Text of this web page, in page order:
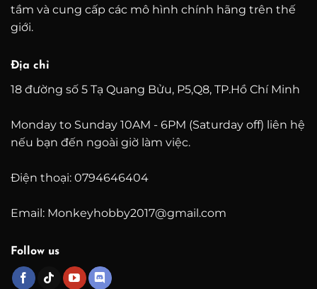
tầm và cung cấp các mô hình chính hãng trên thế
giới.
Địa chỉ
18 đường số 5 Tạ Quang Bửu, P5,Q8, TP.Hồ Chí Minh
Monday to Sunday 10AM - 6PM (Saturday off) liên hệ
nếu bạn đến ngoài giờ làm việc.
Điện thoại: 0794646404
Email: Monkeyhobby2017@gmail.com
Follow us